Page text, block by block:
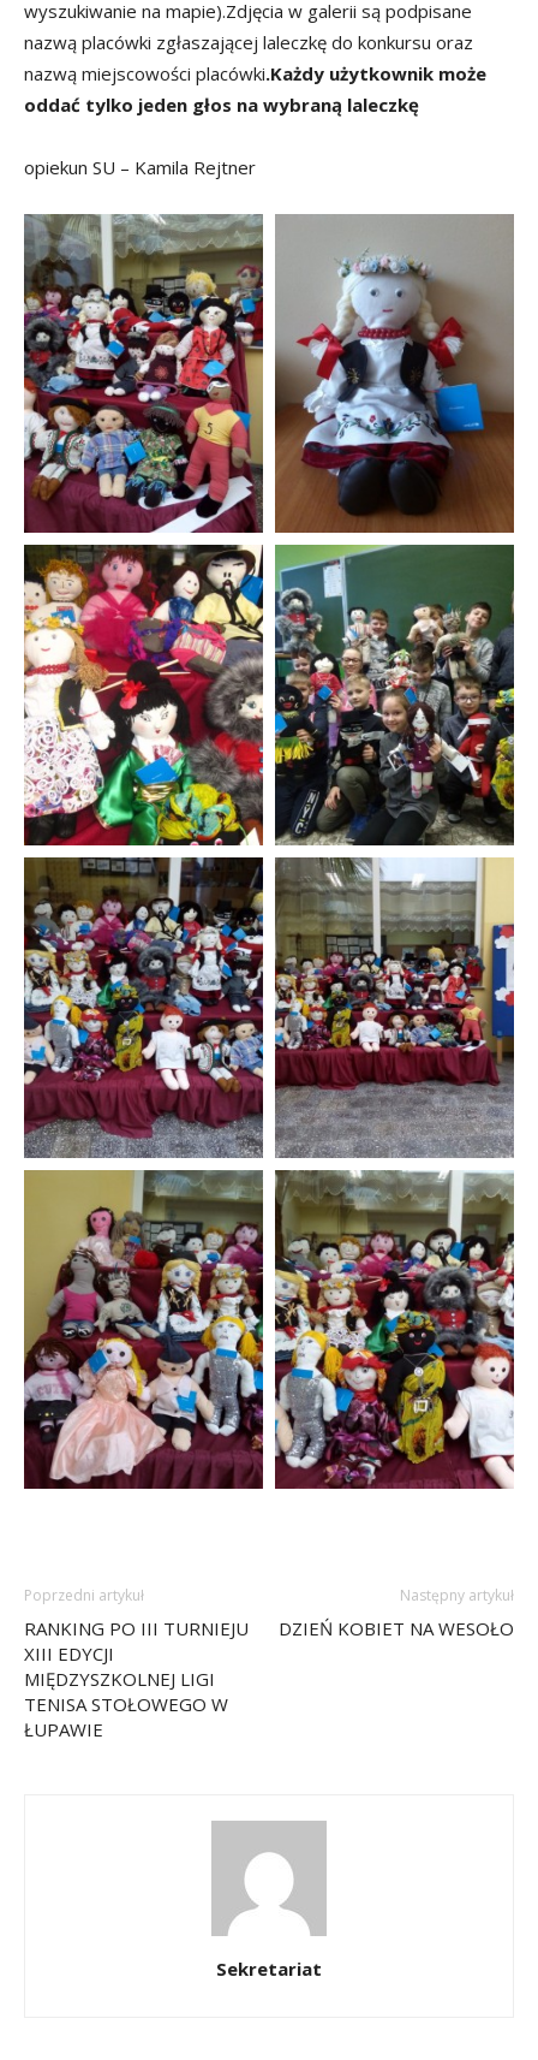
wyszukiwanie na mapie).Zdjęcia w galerii są podpisane
nazwą placówki zgłaszającej laleczkę do konkursu oraz
nazwą miejscowości placówki.Każdy użytkownik może
oddać tylko jeden głos na wybraną laleczkę
opiekun SU – Kamila Rejtner
Poprzedni artykuł
RANKING PO III TURNIEJU
XIII EDYCJI
MIĘDZYSZKOLNEJ LIGI
TENISA STOŁOWEGO W
ŁUPAWIE
Następny artykuł
DZIEŃ KOBIET NA WESOŁO
Sekretariat